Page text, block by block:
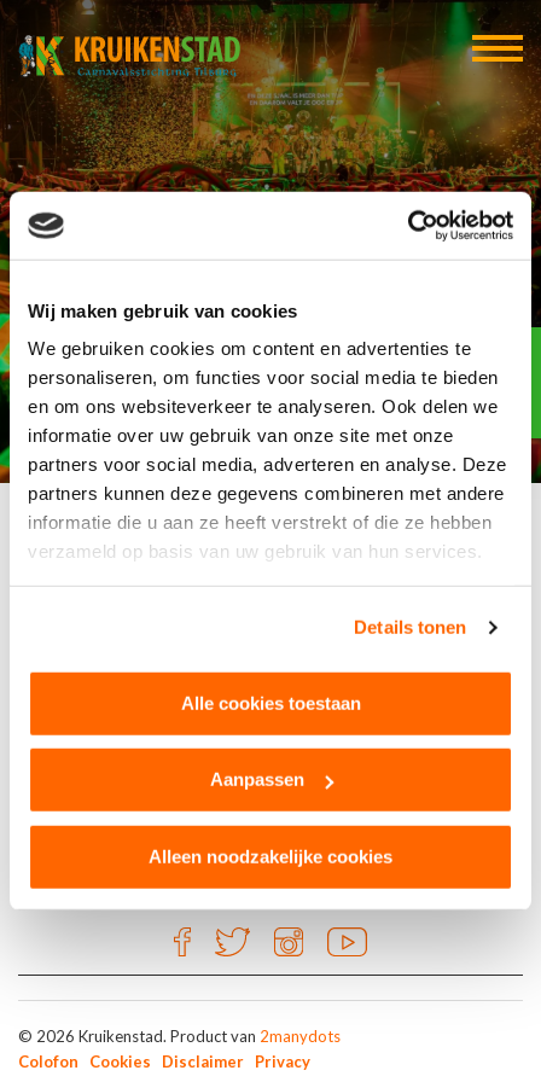
Wij maken gebruik van cookies
We gebruiken cookies om content en advertenties te
personaliseren, om functies voor social media te bieden
en om ons websiteverkeer te analyseren. Ook delen we
informatie over uw gebruik van onze site met onze
partners voor social media, adverteren en analyse. Deze
partners kunnen deze gegevens combineren met andere
informatie die u aan ze heeft verstrekt of die ze hebben
verzameld op basis van uw gebruik van hun services.
Details tonen
Alle cookies toestaan
Aanpassen
Alleen noodzakelijke cookies
Visspecialiteiten &
Traiteurzaak Van
Oursouw
Elf-elf
over
96
© 2026 Kruikenstad. Product van 2manydots
Colofon
Cookies Disclaimer Privacy